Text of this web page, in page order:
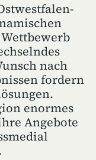
nach
fordern
enormes
Angebote